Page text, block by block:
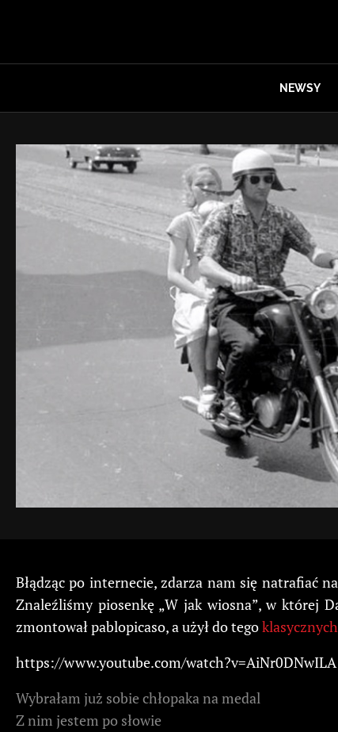
NEWSY
Błądząc po internecie, zdarza nam się natrafiać
Znaleźliśmy piosenkę „W jak wiosna”, w której
zmontował pablopicaso, a użył do tego
https://www.youtube.com/watch?v=AiNr0DNwILA
Wybrałam już sobie chłopaka na medal
Z nim jestem po słowie